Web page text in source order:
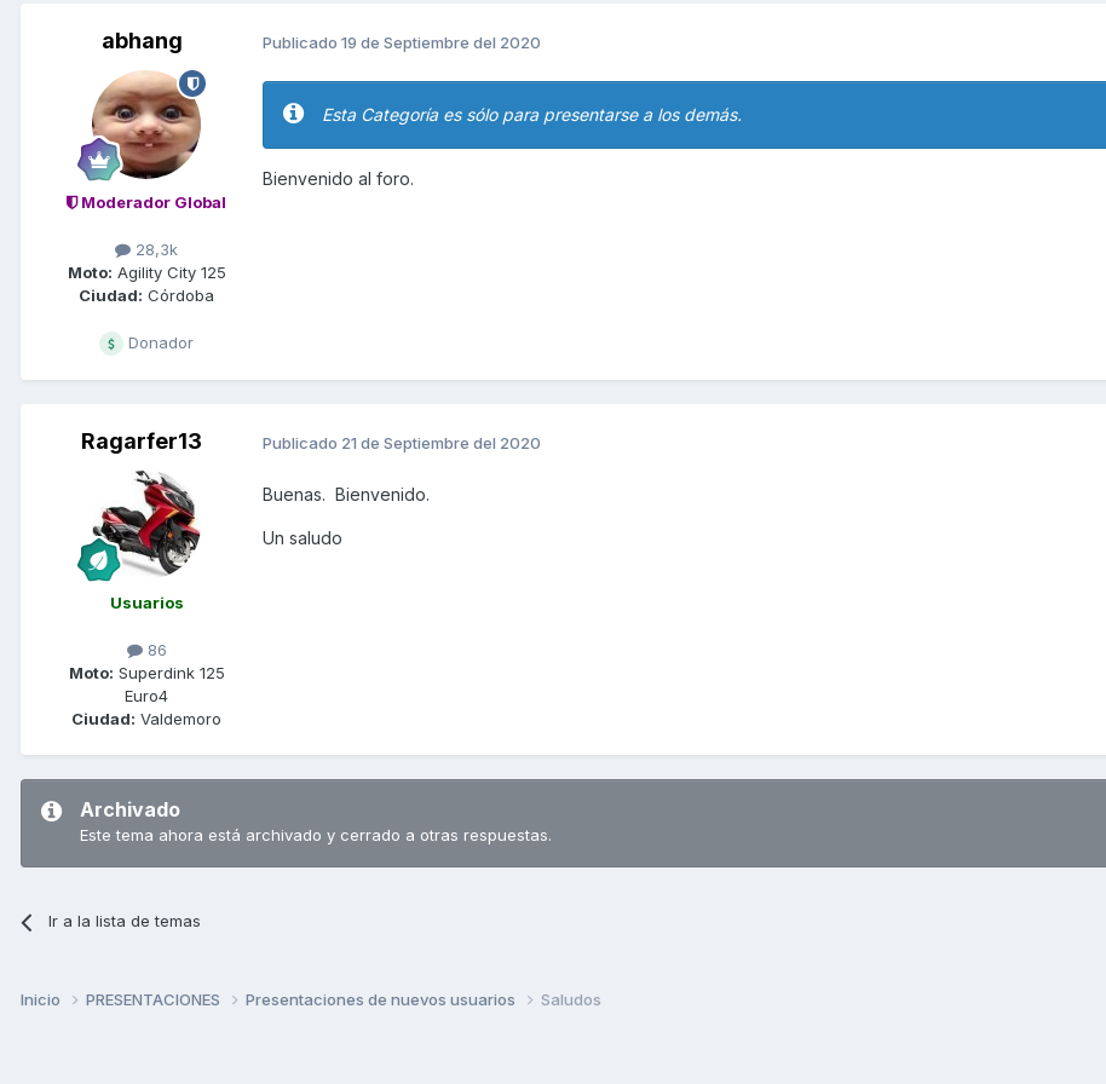
abhang
Moderador Global
28,3k
Moto: Agility City 125
Ciudad: Córdoba
Donador
Publicado 19 de Septiembre del 2020
Esta Categoría es sólo para presentarse a los demás.
Bienvenido al foro.
Ragarfer13
Usuarios
86
Moto: Superdink 125
Euro4
Ciudad: Valdemoro
Publicado 21 de Septiembre del 2020
Buenas. Bienvenido.
Un saludo
Archivado
Este tema ahora está archivado y cerrado a otras respuestas.
Ir a la lista de temas
Inicio PRESENTACIONES Presentaciones de nuevos usuarios Saludos